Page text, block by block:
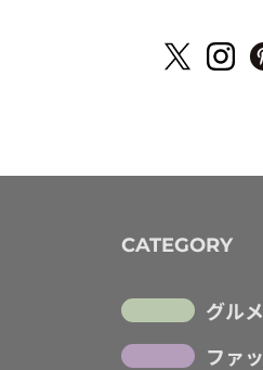
CATEGORY
グルメ
ファ